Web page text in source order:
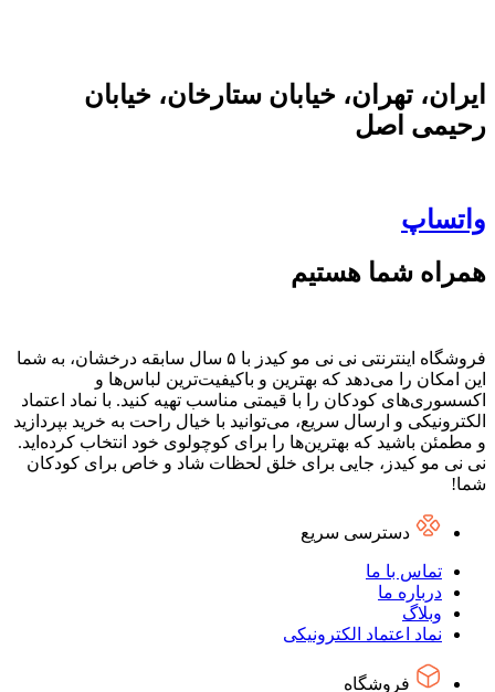
ایران، تهران، خیابان ستارخان، خیابان
رحیمی اصل
واتساپ
همراه شما هستیم
فروشگاه اینترنتی نی نی مو کیدز با ۵ سال سابقه درخشان، به شما
این امکان را می‌دهد که بهترین و باکیفیت‌ترین لباس‌ها و
اکسسوری‌های کودکان را با قیمتی مناسب تهیه کنید. با نماد اعتماد
الکترونیکی و ارسال سریع، می‌توانید با خیال راحت به خرید بپردازید
و مطمئن باشید که بهترین‌ها را برای کوچولوی خود انتخاب کرده‌اید.
نی نی مو کیدز، جایی برای خلق لحظات شاد و خاص برای کودکان
شما!
دسترسی سریع
تماس با ما
درباره ما
وبلاگ
نماد اعتماد الکترونیکی
فروشگاه